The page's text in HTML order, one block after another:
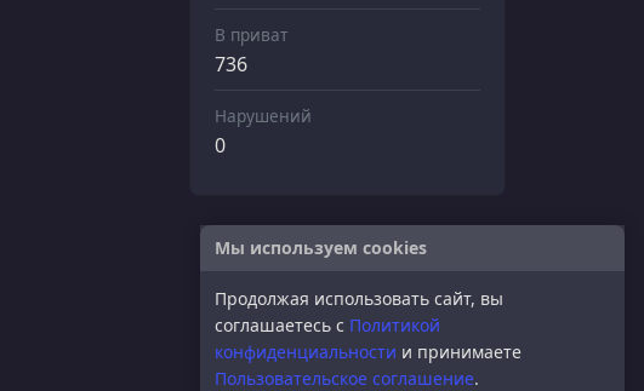
В приват
736
Нарушений
0
Мы используем cookies
Продолжая использовать сайт, вы
соглашаетесь с Политикой
конфиденциальности и принимаете
Пользовательское соглашение.